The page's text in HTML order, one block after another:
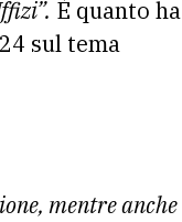
È quanto ha
sul tema
mentre anche